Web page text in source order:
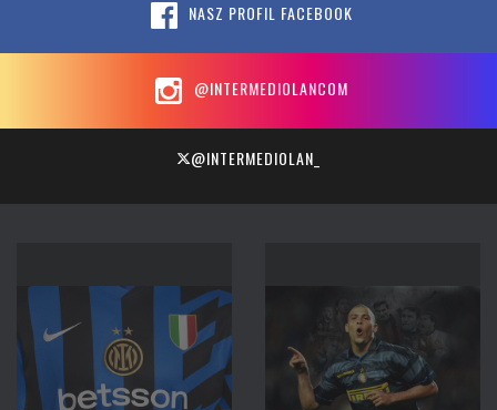
NASZ PROFIL FACEBOOK
@INTERMEDIOLANCOM
@INTERMEDIOLAN_